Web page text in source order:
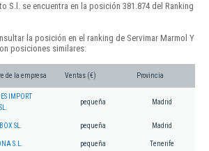
S.l. se encuentra en la posición 381.874 del Ranking
la posición en el ranking de Servimar Marmol Y
posiciones similares:
de la empresa Ventas (€) Provincia
IMPORT
pequeña Madrid
SL. pequeña Madrid
S.L. pequeña Tenerife